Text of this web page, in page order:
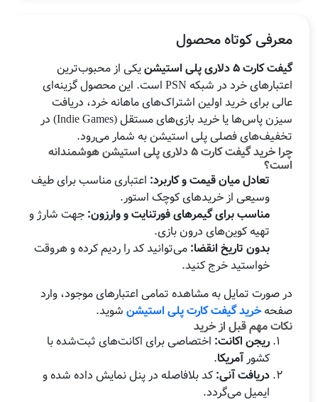
معرفی کوتاه محصول
گیفت کارت ۵ دلاری پلی استیشن
یکی از محبوب‌ترین
اعتبارهای خرد در شبکه PSN است. این محصول گزینه‌ای
عالی برای خرید اولین اشتراک‌های ماهانه خرد، دریافت
سیزن پاس‌ها یا خرید بازی‌های مستقل (Indie Games) در
تخفیف‌های فصلی پلی استیشن به شمار می‌رود.
چرا خرید گیفت کارت ۵ دلاری پلی استیشن هوشمندانه
است؟
تعادل میان قیمت و کاربرد: اعتباری مناسب برای طیف
وسیعی از خریدهای کوچک استور.
مناسب برای گیمرهای فورتنایت و وارزون: جهت شارژ و
تهیه کوین‌های درون بازی.
بدون تاریخ انقضا: می‌توانید کد را ردیم کرده و هروقت
خواستید خرج کنید.
در صورت تمایل به مشاهده تمامی اعتبارهای موجود، وارد
صفحه خرید گیفت کارت پلی استیشن شوید.
نکات مهم قبل از خرید
ریجن اکانت: اختصاصی برای اکانت‌های ثبت‌شده با
کشورآمریکا.
دریافت آنی: کد بلافاصله در پنل نمایش داده شده و
ایمیل می‌گردد.